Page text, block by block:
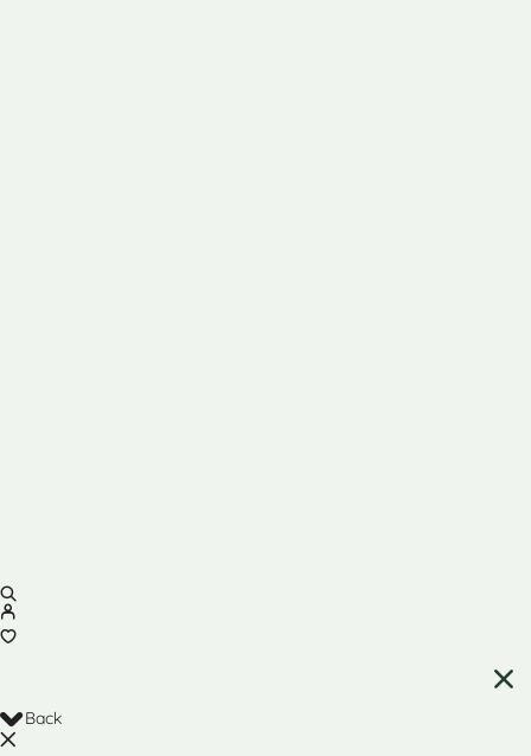
Back